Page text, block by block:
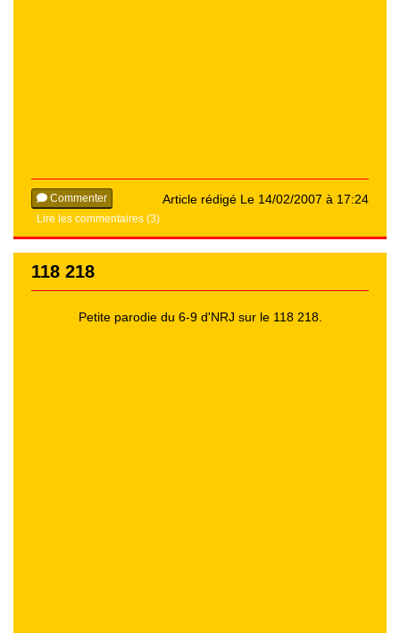
Article rédigé Le 14/02/2007 à 17:24
Commenter
Lire les commentaires (3)
118 218
Petite parodie du 6-9 d'NRJ sur le 118 218.